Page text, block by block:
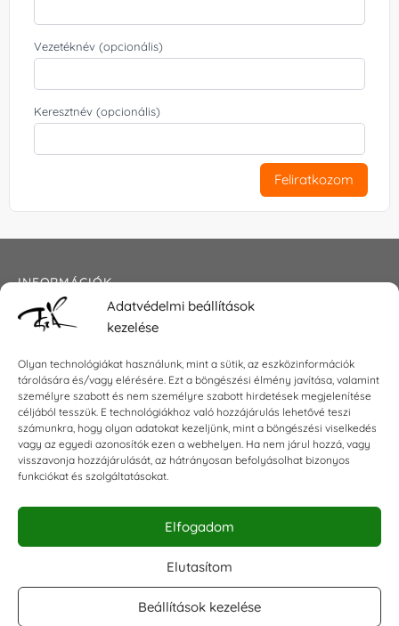
Adatvédelmi beállítások
kezelése
Olyan technológiákat használunk, mint a sütik, az eszközinformációk
tárolására és/vagy elérésére. Ezt a böngészési élmény javítása, valamint
személyre szabott és nem személyre szabott hirdetések megjelenítése
céljából tesszük. E technológiákhoz való hozzájárulás lehetővé teszi
számunkra, hogy olyan adatokat kezeljünk, mint a böngészési viselkedés
vagy az egyedi azonosítók ezen a webhelyen. Ha nem járul hozzá, vagy
visszavonja hozzájárulását, az hátrányosan befolyásolhat bizonyos
funkciókat és szolgáltatásokat.
Elfogadom
Elutasítom
Beállítások kezelése
Vezetéknév (opcionális)
Keresztnév (opcionális)
Feliratkozom
INFORMÁCIÓK
Általános szerződési feltételek
Impresszum
KAPCSOLAT
E-mail:shop@torokszilvi.com
Telefon: +36 30 6767872
KÖZÖSSÉGI